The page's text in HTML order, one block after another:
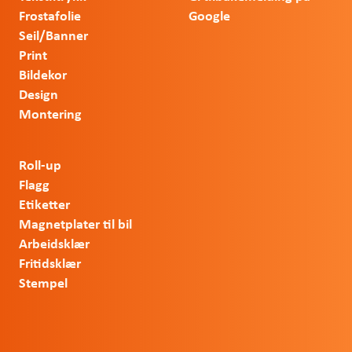
Frostafolie
Seil/Banner
Print
Bildekor
Design
Montering
Roll-up
Flagg
Etiketter
Magnetplater til bil
Arbeidsklær
Fritidsklær
Stempel
Google